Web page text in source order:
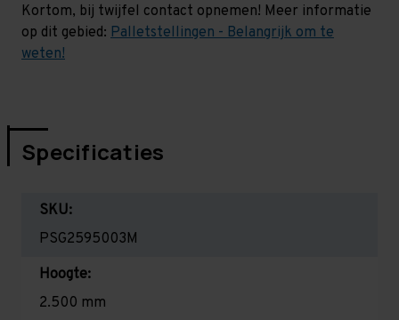
Kortom, bij twijfel contact opnemen! Meer informatie
op dit gebied: Palletstellingen - Belangrijk om te
weten!
Specificaties
SKU:
PSG2595003M
Hoogte:
2.500 mm